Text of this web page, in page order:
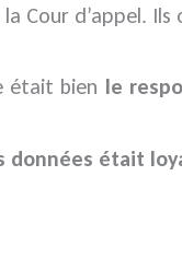
Cour d’appel.
était bien le
données était